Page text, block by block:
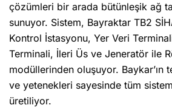
çözümleri bir arada bütünleşik ağ
sunuyor. Sistem, Bayraktar TB2
Kontrol İstasyonu, Yer Veri
Terminali, İleri Üs ve Jeneratör ile
modüllerinden oluşuyor. Baykar’ın
ve yetenekleri sayesinde tüm
üretiliyor.